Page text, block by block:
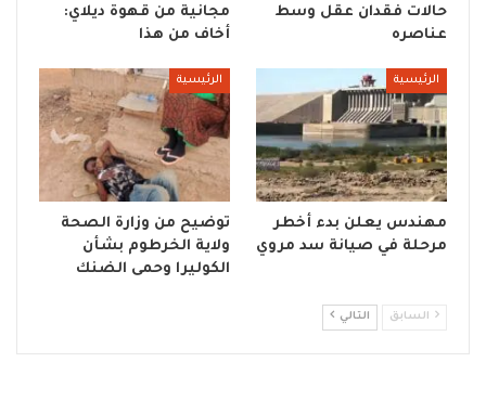
حالات فقدان عقل وسط
عناصره
مجانية من قهوة ديلاي:
أخاف من هذا
الرئيسية
مهندس يعلن بدء أخطر
مرحلة في صيانة سد مروي
الرئيسية
توضيح من وزارة الصحة
ولاية الخرطوم بشأن
الكوليرا وحمى الضنك
السابق التالي